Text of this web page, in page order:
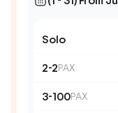
Solo
2-2PAX
3-100PAX